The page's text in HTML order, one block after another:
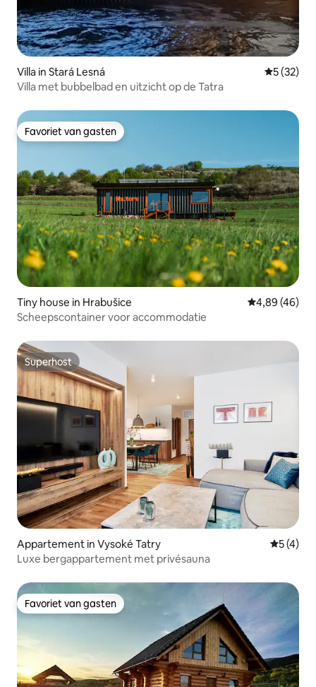
Villa in Stará Lesná
5 (32)
Villa met bubbelbad en uitzicht op de Tatra
Favoriet van gasten
Favoriet van gasten
Tiny house in Hrabušice Gemiddelde
4,89 (46)
Scheepscontainer voor accommodatie
Superhost
Superhost
Appartement in Vysoké Tatry
5 (4)
Luxe bergappartement met privésauna
Favoriet van gasten
Favoriet van gasten